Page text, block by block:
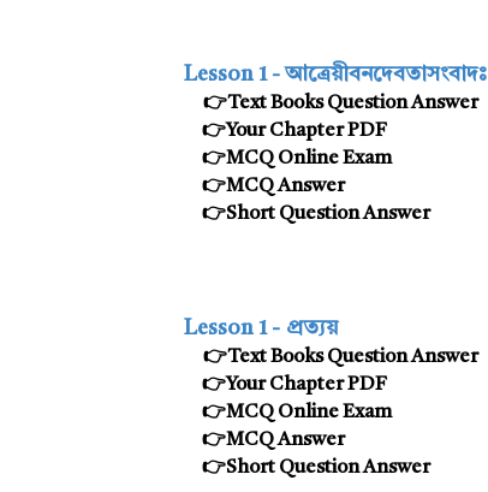
Lesson 1 - আত্রেয়ীবনদেবতাসংবাদঃ
👉Text Books Question Answer
👉Your Chapter PDF
👉MCQ Online Exam
👉MCQ Answer
👉Short Question Answer
Lesson 1 - প্রত্যয়
👉Text Books Question Answer
👉Your Chapter PDF
👉MCQ Online Exam
👉MCQ Answer
👉Short Question Answer